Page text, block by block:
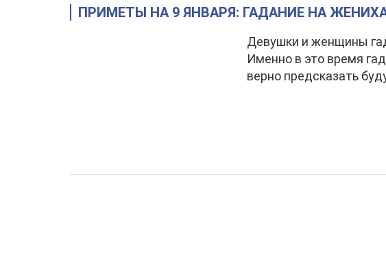
ПРИМЕТЫ НА 9 ЯНВАРЯ: ГАДАНИЕ НА
Девушки и женщины
Именно в это время
верно предсказать